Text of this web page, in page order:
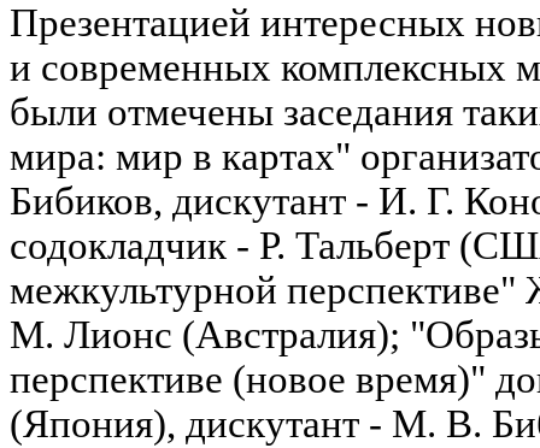
Презентацией интересных
и современных комплексных
были отмечены заседания
мира: мир в картах"
Бибиков, дискутант - И. Г.
содокладчик - Р. Тальберт
межкультурной
М. Лионс (Австралия);
перспективе (новое время)"
(Япония), дискутант - М. В.